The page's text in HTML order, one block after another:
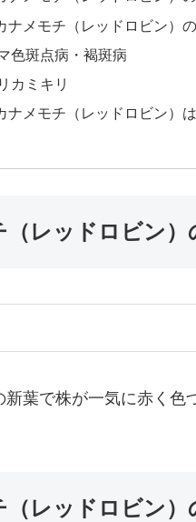
ナメモチ（レッドロビン）
色斑点病・褐斑病
カミキリ
ナメモチ（レッドロビン）
レッドロビン）
葉で株が一気に赤く
レッドロビン）